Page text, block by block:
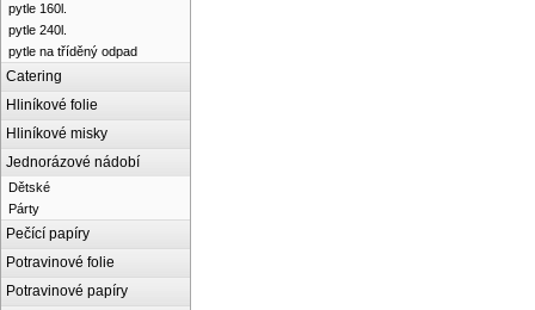
pytle 160l.
pytle 240l.
pytle na tříděný odpad
Catering
Hliníkové folie
Hliníkové misky
Jednorázové nádobí
Dětské
Párty
Pečící papíry
Potravinové folie
Potravinové papíry